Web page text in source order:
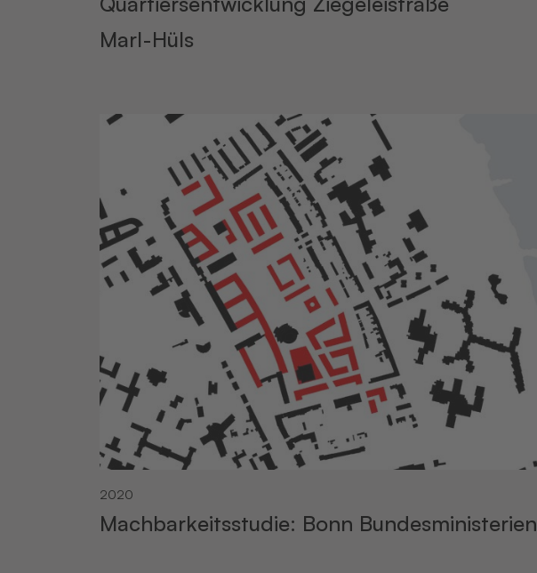
Marl-Hüls
2020
Machbarkeitsstudie: Bonn Bundesministerien